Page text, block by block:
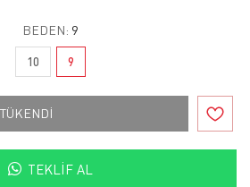
BEDEN: 9
10 9
TÜKENDİ
TEKLIF AL